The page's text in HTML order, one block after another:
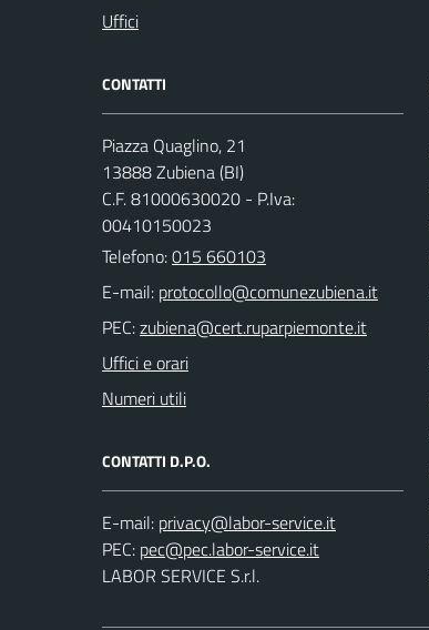
Uffici
CONTATTI
Piazza Quaglino, 21
13888 Zubiena (BI)
C.F. 81000630020 - P.Iva:
00410150023
Telefono:015 660103
E-mail:
PEC:
Uffici e orari
Numeri utili
CONTATTI D.P.O.
E-mail:
PEC:
LABOR SERVICE S.r.l.